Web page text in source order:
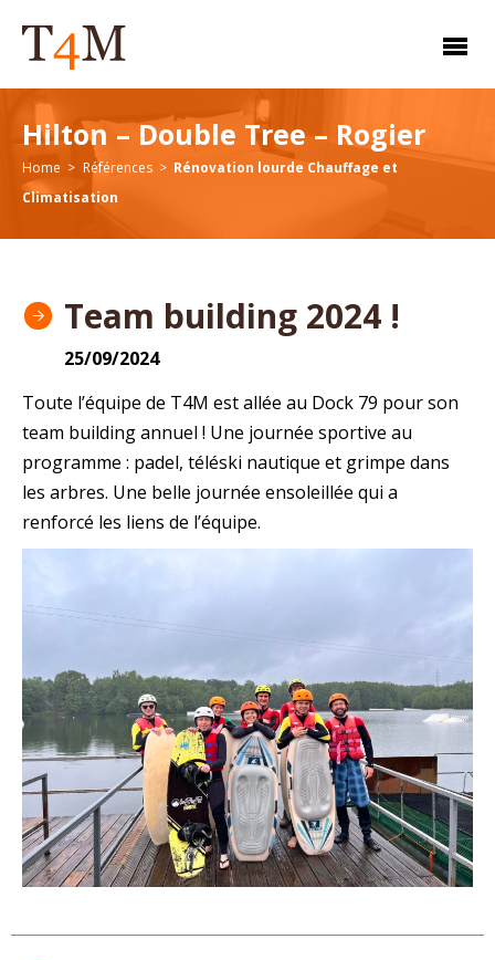
Hilton – Double Tree – Rogier
Home Références
Rénovation lourde Chauffage et
Climatisation
Team building 2024 !
25/09/2024
Toute l’équipe de T4M est allée au Dock 79 pour son
team building annuel ! Une journée sportive au
programme : padel, téléski nautique et grimpe dans
les arbres. Une belle journée ensoleillée qui a
renforcé les liens de l’équipe.